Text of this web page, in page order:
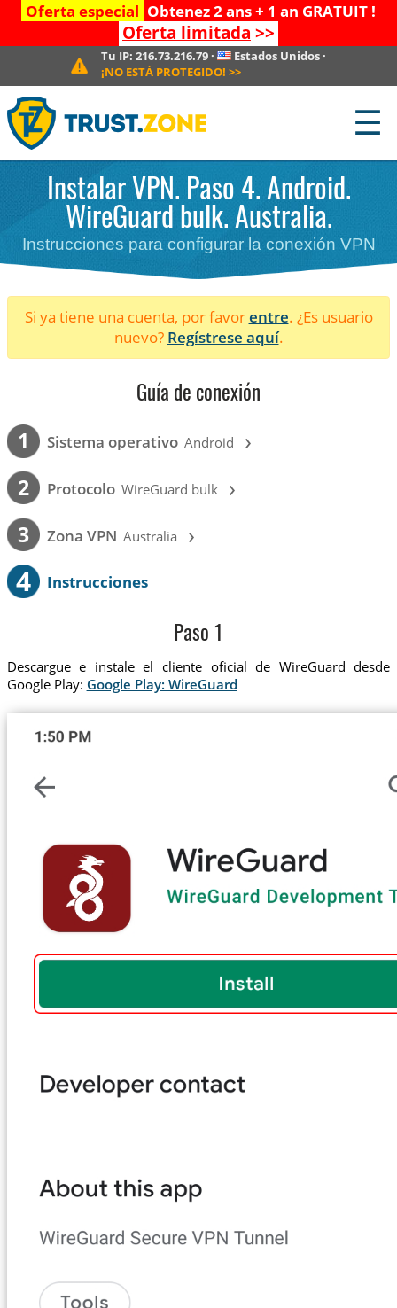
Oferta especial Obtenez 2 ans + 1 an GRATUIT !
Oferta limitada >>
Tu IP:216.73.216.79 · Estados Unidos·
¡NO ESTÁ PROTEGIDO! >>
☰
Instalar VPN. Paso 4. Android.
WireGuard bulk. Australia.
Instrucciones para configurar la conexión VPN
Si ya tiene una cuenta, por favorentre. ¿Es usuario
nuevo? Regístrese aquí.
Guía de conexión
1 Sistema operativo Android ›
2 Protocolo WireGuard bulk ›
3 Zona VPN Australia ›
4 Instrucciones
Paso 1
Descargue e instale el cliente oficial de WireGuard desde
Google Play: Google Play: WireGuard